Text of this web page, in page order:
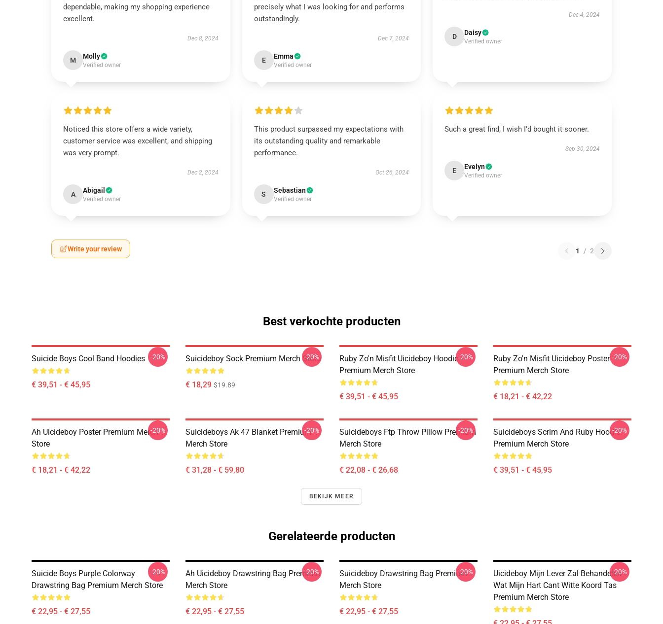
dependable, making my shopping experience
excellent.
Dec 8, 2024
M Molly
Verified owner
precisely what I was looking for and performs
outstandingly.
Dec 7, 2024
E Emma
Verified owner
Dec 4, 2024
D Daisy
Verified owner
Noticed this store offers a wide variety,
customer service was excellent, and shipping
was very prompt.
Dec 2, 2024
A Abigail
Verified owner
This product surpassed my expectations with
its outstanding quality and remarkable
performance.
Oct 26, 2024
S Sebastian
Verified owner
Such a great find, I wish I’d bought it sooner.
Sep 30, 2024
E Evelyn
Verified owner
Write your review 1 / 2
Best verkochte producten
Suicide Boys Cool Band Hoodies
€ 39,51 - € 45,95
-20% Suicideboy Sock Premium Merch Store
€ 18,29 $19.89
-20%
Ruby Zo'n Misfit Uicideboy Hoodie
Premium Merch Store
€ 39,51 - € 45,95
-20%
Ruby Zo'n Misfit Uicideboy Poster
Premium Merch Store
€ 18,21 - € 42,22
-20%
Ah Uicideboy Poster Premium Merch
Store
€ 18,21 - € 42,22
-20%
Suicideboys Ak 47 Blanket Premium
Merch Store
€ 31,28 - € 59,80
-20%
Suicideboys Ftp Throw Pillow Premium
Merch Store
€ 22,08 - € 26,68
-20%
Suicideboys Scrim And Ruby Hoodie
Premium Merch Store
€ 39,51 - € 45,95
-20%
BEKIJK MEER
Gerelateerde producten
Suicide Boys Purple Colorway
Drawstring Bag Premium Merch Store
€ 22,95 - € 27,55
-20%
Ah Uicideboy Drawstring Bag Premium
Merch Store
€ 22,95 - € 27,55
-20%
Suicideboy Drawstring Bag Premium
Merch Store
€ 22,95 - € 27,55
-20%
Uicideboy Mijn Lever Zal Behandelen
Wat Mijn Hart Cant Witte Koord Tas
Premium Merch Store
-20%